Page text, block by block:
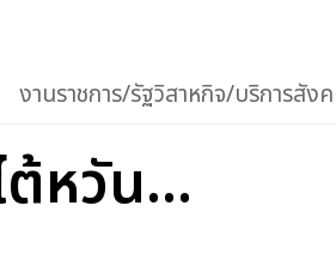
งานราชการ/รัฐวิสาหกิจ/บริการสัง
ต้หวัน...